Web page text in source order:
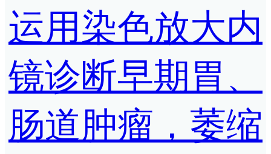
运用染色放大内
镜诊断早期胃、
肠道肿瘤，萎缩